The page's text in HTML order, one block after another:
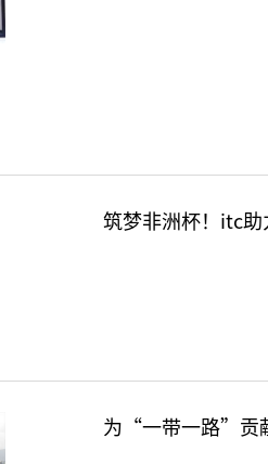
筑梦非洲杯！itc助
为“一带一路”贡